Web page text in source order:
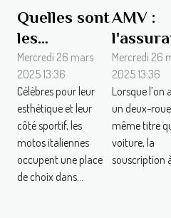
Quelles sont
les
meilleures
marques de
motos
italiennes ?
Mercredi 26 mars
2025 13:36
Célèbres pour leur
esthétique et leur
côté sportif, les
motos italiennes
occupent une place
de choix dans...
AMV :
moto
scooter
chère
Mercredi 26
2025 13:36
Lorsque l’on
un deux-
même titre
voiture, la
souscription à